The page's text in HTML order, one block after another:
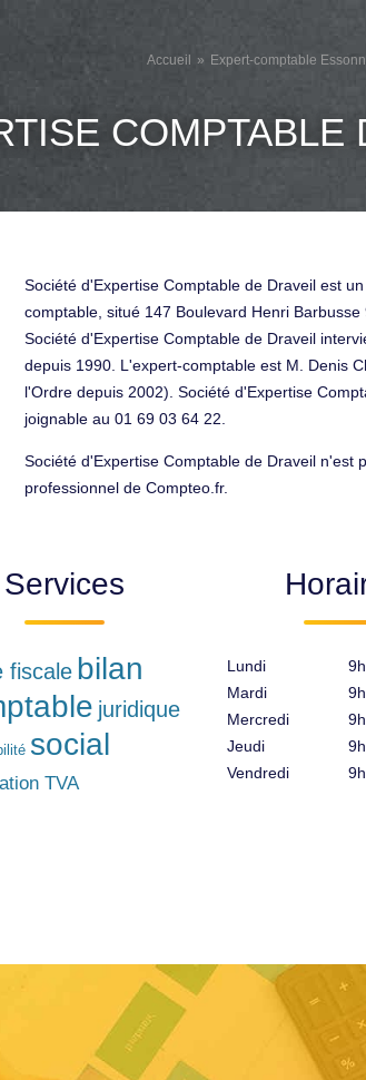
Accueil Expert-comptable
COMPTABLE
Société d'Expertise Comptable de Draveil est
comptable, situé 147 Boulevard Henri Barbusse
Société d'Expertise Comptable de Draveil
depuis 1990. L'expert-comptable est M. Denis
l'Ordre depuis 2002). Société d'Expertise
joignable au 01 69 03 64 22.
Société d'Expertise Comptable de Draveil n'est
professionnel de Compteo.fr.
Services
fiscale bilan
juridique
social
TVA
Lundi
Mardi
Mercredi
Jeudi
Vendredi